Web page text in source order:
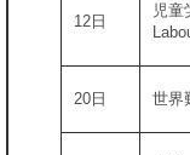
12日
児童
20日 世界